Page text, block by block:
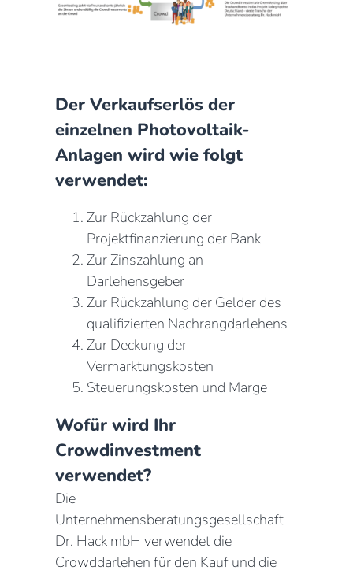
Der Verkaufserlös der
einzelnen Photovoltaik-
Anlagen wird wie folgt
verwendet:
Zur Rückzahlung der
Projektfinanzierung der Bank
Zur Zinszahlung an
Darlehensgeber
Zur Rückzahlung der Gelder des
qualifizierten Nachrangdarlehens
Zur Deckung der
Vermarktungskosten
Steuerungskosten und Marge
Wofür wird Ihr
Crowdinvestment
verwendet?
Die
Unternehmensberatungsgesellschaft
Dr. Hack mbH verwendet die
Crowddarlehen für den Kauf und die